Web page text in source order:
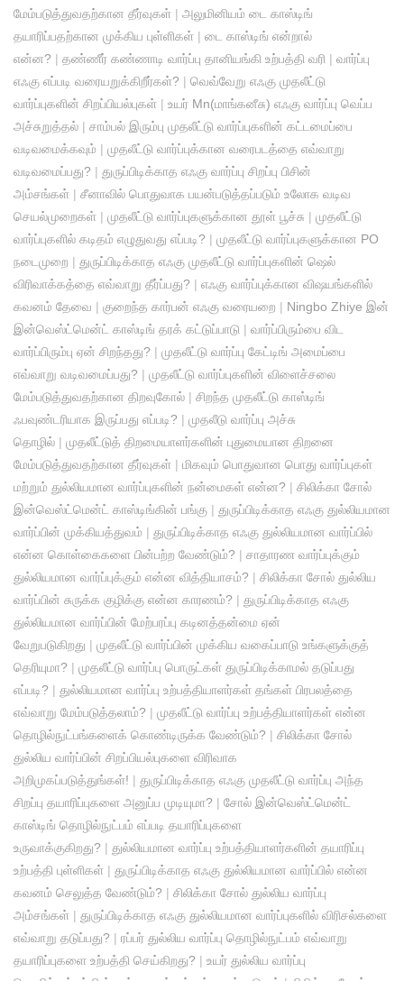
மேம்படுத்துவதற்கான தீர்வுகள் | அலுமினியம் டை காஸ்டிங்
தயாரிப்பதற்கான முக்கிய புள்ளிகள் | டை காஸ்டிங் என்றால்
என்ன? | தண்ணீர் கண்ணாடி வார்ப்பு தானியங்கி உற்பத்தி வரி | வார்ப்பு
எஃகு எப்படி வரையறுக்கிறீர்கள்? | வெவ்வேறு எஃகு முதலீட்டு
வார்ப்புகளின் சிறப்பியல்புகள் | உயர் Mn(மாங்கனீசு) எஃகு வார்ப்பு வெப்ப
அச்சுறுத்தல் | சாம்பல் இரும்பு முதலீட்டு வார்ப்புகளின் கட்டமைப்பை
வடிவமைக்கவும் | முதலீட்டு வார்ப்புக்கான வரைபடத்தை எவ்வாறு
வடிவமைப்பது? | துருப்பிடிக்காத எஃகு வார்ப்பு சிறப்பு பிசின்
அம்சங்கள் | சீனாவில் பொதுவாக பயன்படுத்தப்படும் உலோக வடிவ
செயல்முறைகள் | முதலீட்டு வார்ப்புகளுக்கான தூள் பூச்சு | முதலீட்டு
வார்ப்புகளில் கடிதம் எழுதுவது எப்படி? | முதலீட்டு வார்ப்புகளுக்கான PO
நடைமுறை | துருப்பிடிக்காத எஃகு முதலீட்டு வார்ப்புகளின் ஷெல்
விரிவாக்கத்தை எவ்வாறு தீர்ப்பது? | எஃகு வார்ப்புக்கான விஷயங்களில்
கவனம் தேவை | குறைந்த கார்பன் எஃகு வரையறை | Ningbo Zhiye இன்
இன்வெஸ்ட்மென்ட் காஸ்டிங் தரக் கட்டுப்பாடு | வார்ப்பிரும்பை விட
வார்ப்பிரும்பு ஏன் சிறந்தது? | முதலீட்டு வார்ப்பு கேட்டிங் அமைப்பை
எவ்வாறு வடிவமைப்பது? | முதலீட்டு வார்ப்புகளின் விளைச்சலை
மேம்படுத்துவதற்கான திறவுகோல் | சிறந்த முதலீட்டு காஸ்டிங்
ஃபவுண்டரியாக இருப்பது எப்படி? | முதலீடு வார்ப்பு அச்சு
தொழில் | முதலீட்டுத் திறமையாளர்களின் புதுமையான திறனை
மேம்படுத்துவதற்கான தீர்வுகள் | மிகவும் பொதுவான பொது வார்ப்புகள்
மற்றும் துல்லியமான வார்ப்புகளின் நன்மைகள் என்ன? | சிலிக்கா சோல்
இன்வெஸ்ட்மென்ட் காஸ்டிங்கின் பங்கு | துருப்பிடிக்காத எஃகு துல்லியமான
வார்ப்பின் முக்கியத்துவம் | துருப்பிடிக்காத எஃகு துல்லியமான வார்ப்பில்
என்ன கொள்கைகளை பின்பற்ற வேண்டும்? | சாதாரண வார்ப்புக்கும்
துல்லியமான வார்ப்புக்கும் என்ன வித்தியாசம்? | சிலிக்கா சோல் துல்லிய
வார்ப்பின் சுருக்க குழிக்கு என்ன காரணம்? | துருப்பிடிக்காத எஃகு
துல்லியமான வார்ப்பின் மேற்பரப்பு கடினத்தன்மை ஏன்
வேறுபடுகிறது | முதலீட்டு வார்ப்பின் முக்கிய வகைப்பாடு உங்களுக்குத்
தெரியுமா? | முதலீட்டு வார்ப்பு பொருட்கள் துருப்பிடிக்காமல் தடுப்பது
எப்படி? | துல்லியமான வார்ப்பு உற்பத்தியாளர்கள் தங்கள் பிரபலத்தை
எவ்வாறு மேம்படுத்தலாம்? | முதலீட்டு வார்ப்பு உற்பத்தியாளர்கள் என்ன
தொழில்நுட்பங்களைக் கொண்டிருக்க வேண்டும்? | சிலிக்கா சோல்
துல்லிய வார்ப்பின் சிறப்பியல்புகளை விரிவாக
அறிமுகப்படுத்துங்கள்! | துருப்பிடிக்காத எஃகு முதலீட்டு வார்ப்பு அந்த
சிறப்பு தயாரிப்புகளை அனுப்ப முடியுமா? | சோல் இன்வெஸ்ட்மென்ட்
காஸ்டிங் தொழில்நுட்பம் எப்படி தயாரிப்புகளை
உருவாக்குகிறது? | துல்லியமான வார்ப்பு உற்பத்தியாளர்களின் தயாரிப்பு
உற்பத்தி புள்ளிகள் | துருப்பிடிக்காத எஃகு துல்லியமான வார்ப்பில் என்ன
கவனம் செலுத்த வேண்டும்? | சிலிக்கா சோல் துல்லிய வார்ப்பு
அம்சங்கள் | துருப்பிடிக்காத எஃகு துல்லியமான வார்ப்புகளில் விரிசல்களை
எவ்வாறு தடுப்பது? | ரப்பர் துல்லிய வார்ப்பு தொழில்நுட்பம் எவ்வாறு
தயாரிப்புகளை உற்பத்தி செய்கிறது? | உயர் துல்லிய வார்ப்பு